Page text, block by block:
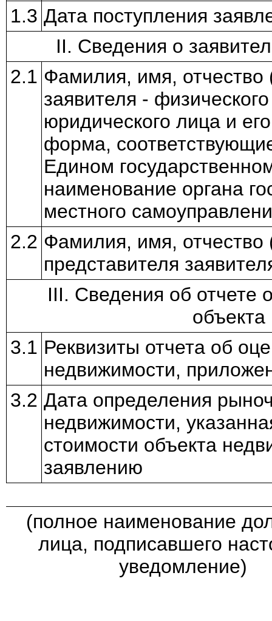
1.3 Дата поступления
II. Сведения о
2.1 Фамилия, имя, отчество
заявителя -
юридического лица и
форма,
Едином
наименование органа
местного
2.2 Фамилия, имя, отчество
представителя
III. Сведения об отчете
3.1 Реквизиты отчета об
недвижимости,
3.2 Дата определения
недвижимости,
стоимости объекта
заявлению
(полное наименование
лица, подписавшего
уведомление)